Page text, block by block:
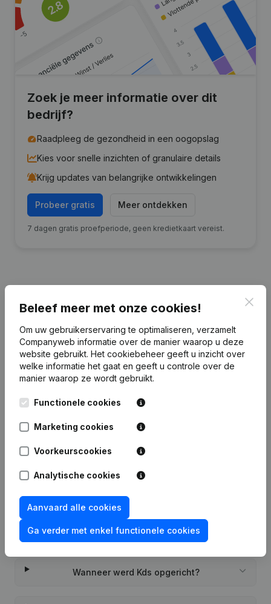
Zoek je meer informatie over dit
bedrijf?
Raadpleeg de gezondheid in een oogopslag
Kies voor snelle inzichten of granulaire details
Krijg updates van belangrijke ontwikkelingen
Probeer gratis Meer ontdekken
7 dagen gratis proefperiode, geen kredietkaart vereist.
Publicatiesvan Kds
Datum Publicatie
04-07-2022
Rubriek Oprichting (Nieuwe
Rechtspersoon, Opening Bijkantoor,
Wat is het btw-nummer van Kds?
Wat is het PEPPOL ID van Kds?
Wanneer werd Kds opgericht?
Beleef meer met onze cookies!
Om uw gebruikerservaring te optimaliseren, verzamelt
Companyweb informatie over de manier waarop u deze
website gebruikt. Het cookiebeheer geeft u inzicht over
welke informatie het gaat en geeft u controle over de
manier waarop ze wordt gebruikt.
Functionele cookies
Marketing cookies
Voorkeurscookies
Analytische cookies
Aanvaard alle cookies
Ga verder met enkel functionele cookies